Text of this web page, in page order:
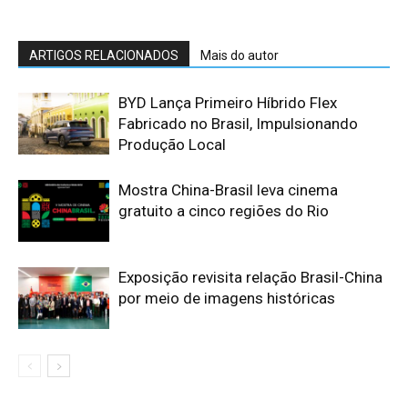
ARTIGOS RELACIONADOS Mais do autor
BYD Lança Primeiro Híbrido Flex
Fabricado no Brasil, Impulsionando
Produção Local
Mostra China-Brasil leva cinema
gratuito a cinco regiões do Rio
Exposição revisita relação Brasil-China
por meio de imagens históricas